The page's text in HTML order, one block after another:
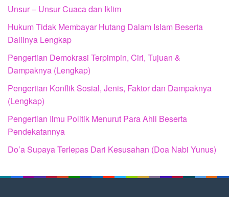
Unsur – Unsur Cuaca dan Iklim
Hukum Tidak Membayar Hutang Dalam Islam Beserta
Dalilnya Lengkap
Pengertian Demokrasi Terpimpin, Ciri, Tujuan &
Dampaknya (Lengkap)
Pengertian Konflik Sosial, Jenis, Faktor dan Dampaknya
(Lengkap)
Pengertian Ilmu Politik Menurut Para Ahli Beserta
Pendekatannya
Do’a Supaya Terlepas Dari Kesusahan (Doa Nabi Yunus)